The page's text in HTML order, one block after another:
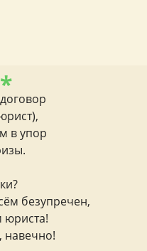
в упор
безупречен,
юриста!
навечно!